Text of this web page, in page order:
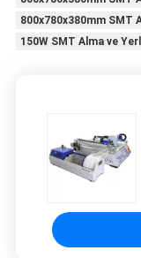
800x780x380mm SMT
150W SMT Alma ve